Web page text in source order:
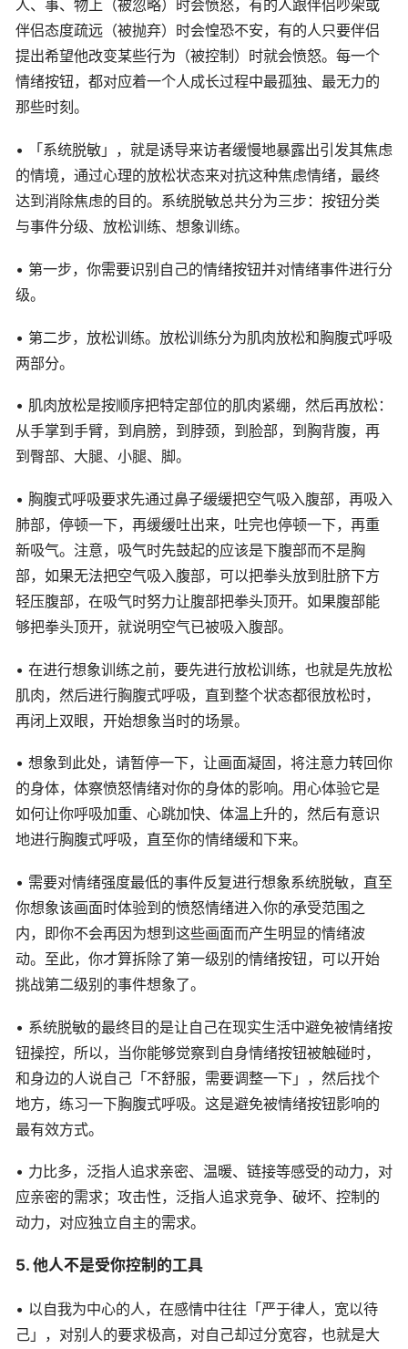
人、事、物上（被忽略）时会愤怒，有的人跟伴侣吵架或
伴侣态度疏远（被抛弃）时会惶恐不安，有的人只要伴侣
提出希望他改变某些行为（被控制）时就会愤怒。每一个
情绪按钮，都对应着一个人成长过程中最孤独、最无力的
那些时刻。
• 「系统脱敏」，就是诱导来访者缓慢地暴露出引发其焦虑
的情境，通过心理的放松状态来对抗这种焦虑情绪，最终
达到消除焦虑的目的。系统脱敏总共分为三步：按钮分类
与事件分级、放松训练、想象训练。
• 第一步，你需要识别自己的情绪按钮并对情绪事件进行分
级。
• 第二步，放松训练。放松训练分为肌肉放松和胸腹式呼吸
两部分。
• 肌肉放松是按顺序把特定部位的肌肉紧绷，然后再放松：
从手掌到手臂，到肩膀，到脖颈，到脸部，到胸背腹，再
到臀部、大腿、小腿、脚。
• 胸腹式呼吸要求先通过鼻子缓缓把空气吸入腹部，再吸入
肺部，停顿一下，再缓缓吐出来，吐完也停顿一下，再重
新吸气。注意，吸气时先鼓起的应该是下腹部而不是胸
部，如果无法把空气吸入腹部，可以把拳头放到肚脐下方
轻压腹部，在吸气时努力让腹部把拳头顶开。如果腹部能
够把拳头顶开，就说明空气已被吸入腹部。
• 在进行想象训练之前，要先进行放松训练，也就是先放松
肌肉，然后进行胸腹式呼吸，直到整个状态都很放松时，
再闭上双眼，开始想象当时的场景。
• 想象到此处，请暂停一下，让画面凝固，将注意力转回你
的身体，体察愤怒情绪对你的身体的影响。用心体验它是
如何让你呼吸加重、心跳加快、体温上升的，然后有意识
地进行胸腹式呼吸，直至你的情绪缓和下来。
• 需要对情绪强度最低的事件反复进行想象系统脱敏，直至
你想象该画面时体验到的愤怒情绪进入你的承受范围之
内，即你不会再因为想到这些画面而产生明显的情绪波
动。至此，你才算拆除了第一级别的情绪按钮，可以开始
挑战第二级别的事件想象了。
• 系统脱敏的最终目的是让自己在现实生活中避免被情绪按
钮操控，所以，当你能够觉察到自身情绪按钮被触碰时，
和身边的人说自己「不舒服，需要调整一下」，然后找个
地方，练习一下胸腹式呼吸。这是避免被情绪按钮影响的
最有效方式。
• 力比多，泛指人追求亲密、温暖、链接等感受的动力，对
应亲密的需求；攻击性，泛指人追求竞争、破坏、控制的
动力，对应独立自主的需求。
5. 他人不是受你控制的工具
• 以自我为中心的人，在感情中往往「严于律人，宽以待
己」，对别人的要求极高，对自己却过分宽容，也就是大